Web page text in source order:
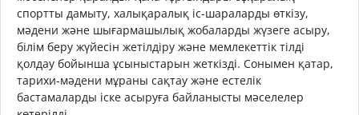
спортты дамыту, халықаралық іс-шараларды өткізу,
мәдени және шығармашылық жобаларды жүзеге асыру,
білім беру жүйесін жетілдіру және мемлекеттік тілді
қолдау бойынша ұсыныстарын жеткізді. Сонымен қатар,
тарихи-мәдени мұраны сақтау және естелік
бастамаларды іске асыруға байланысты мәселелер